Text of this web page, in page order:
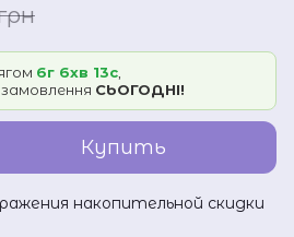
6г 6хв 13с
замовлення СЬОГОДНІ!
Купить
накопительной скидки